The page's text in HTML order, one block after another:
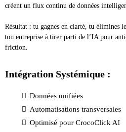
créent un flux continu de données
Résultat : tu gagnes en clarté, tu élimines
ton entreprise à tirer parti de l’IA pour
friction.
Intégration Systémique :
Données unifiées
Automatisations transversales
Optimisé pour CrocoClick AI